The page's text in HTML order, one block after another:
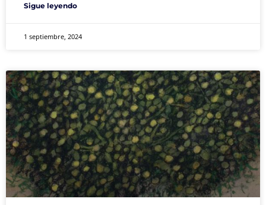
Sigue leyendo
1 septiembre, 2024